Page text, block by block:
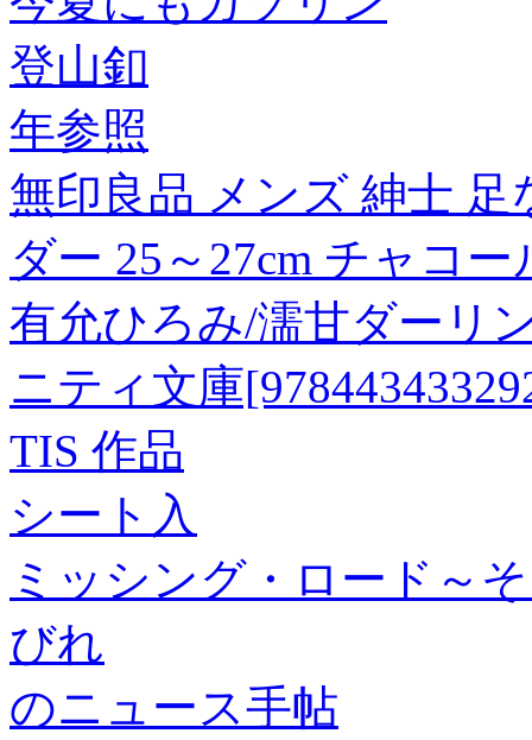
登山釦
年参照
無印良品 メンズ 紳士
ダー 25～27cm チャコ
有允ひろみ/濡甘ダーリ
ニティ文庫
TIS 作品
シート入
ミッシング・ロード～
びれ
のニュース手帖